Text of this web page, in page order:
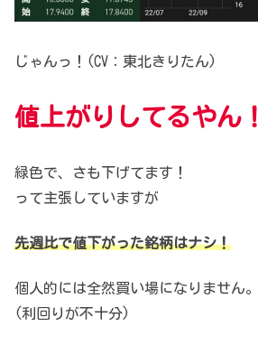
じゃんっ！(CV：東北きりたん)
値上がりしてるやん！
緑色で、さも下げてます！
って主張していますが
先週比で値下がった銘柄はナシ！
個人的には全然買い場になりません。
(利回りが不十分)